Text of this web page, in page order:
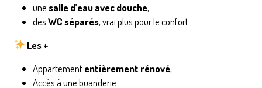
unesalle d’eau avec douche,
desWC séparés, vrai plus pour le confort.
Les +
Appartemententièrement rénové,
Accès à une buanderie